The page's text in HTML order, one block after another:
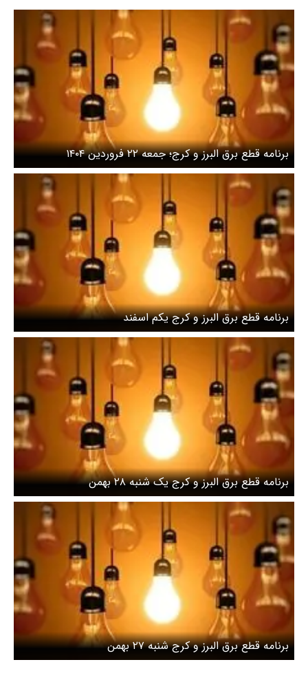
برنامه قطع برق البرز و کرج؛ جمعه ۲۲ فروردین ۱۴۰۴
برنامه قطع برق البرز و کرج یکم اسفند
برنامه قطع برق البرز و کرج یک شنبه ۲۸ بهمن
برنامه قطع برق البرز و کرج شنبه ۲۷ بهمن